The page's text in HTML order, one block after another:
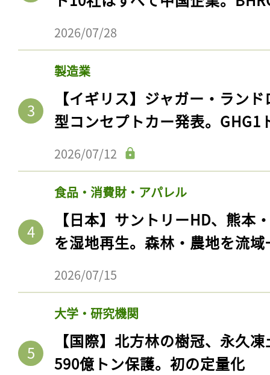
2026/07/28
製造業
【イギリス】ジャガー・ラン
型コンセプトカー発表。GHG1
2026/07/12
食品・消費財・アパレル
【日本】サントリーHD、熊本
を湿地再生。森林・農地を流
2026/07/15
大学・研究機関
【国際】北方林の樹冠、永久
590億トン保護。初の定量化